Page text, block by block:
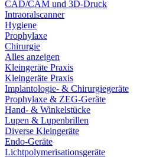
CAD/CAM und 3D-Druck
Intraoralscanner
Hygiene
Prophylaxe
Chirurgie
Alles anzeigen
Kleingeräte Praxis
Kleingeräte Praxis
Implantologie- & Chirurgiegeräte
Prophylaxe & ZEG-Geräte
Hand- & Winkelstücke
Lupen & Lupenbrillen
Diverse Kleingeräte
Endo-Geräte
Lichtpolymerisationsgeräte